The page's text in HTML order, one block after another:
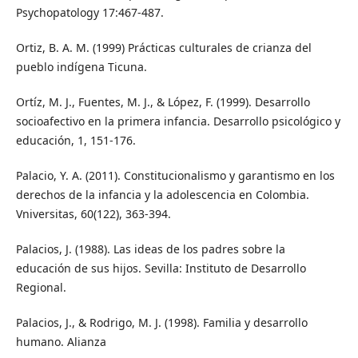
Psychopatology 17:467-487.
Ortiz, B. A. M. (1999) Prácticas culturales de crianza del
pueblo indígena Ticuna.
Ortíz, M. J., Fuentes, M. J., & López, F. (1999). Desarrollo
socioafectivo en la primera infancia. Desarrollo psicológico y
educación, 1, 151-176.
Palacio, Y. A. (2011). Constitucionalismo y garantismo en los
derechos de la infancia y la adolescencia en Colombia.
Vniversitas, 60(122), 363-394.
Palacios, J. (1988). Las ideas de los padres sobre la
educación de sus hijos. Sevilla: Instituto de Desarrollo
Regional.
Palacios, J., & Rodrigo, M. J. (1998). Familia y desarrollo
humano. Alianza